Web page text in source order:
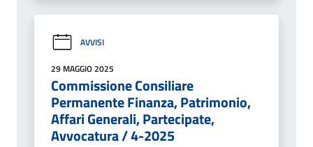
AVVISI
29 MAGGIO 2025
Commissione Consiliare
Permanente Finanza, Patrimonio,
Affari Generali, Partecipate,
Avvocatura / 4-2025